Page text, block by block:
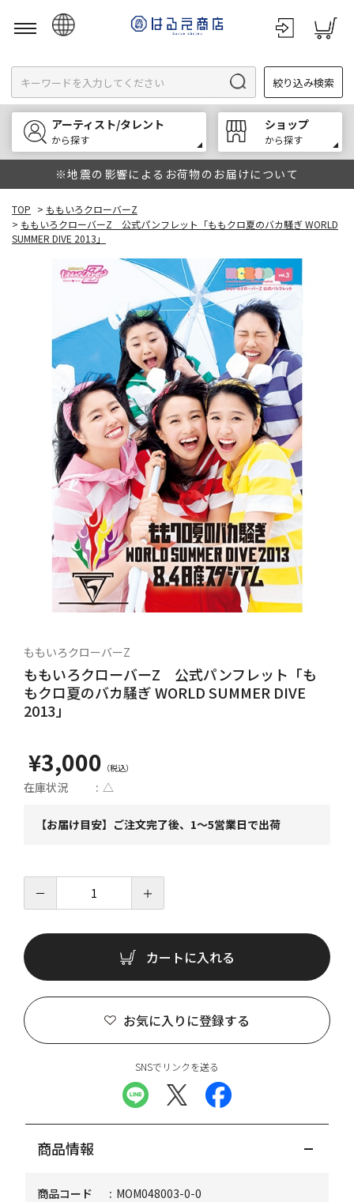
English
한국어
中文
絞り込み検索
アーティスト/タレント
から探す
ショップ
から探す
※地震の影響によるお荷物のお届けについて
TOP > ももいろクローバーZ
> ももいろクローバーZ 公式パンフレット「ももクロ夏のバカ騒ぎ WORLD
SUMMER DIVE 2013」
ももいろクローバーZ
ももいろクローバーZ 公式パンフレット「も
もクロ夏のバカ騒ぎ WORLD SUMMER DIVE
2013」
¥3,000
在庫状況 △
【お届け目安】ご注文完了後、1～5営業日で出荷
－ ＋
カートに入れる
お気に入りに登録する
SNSでリンクを送る
商品情報
商品コード
MOM048003-0-0